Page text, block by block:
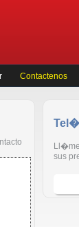
Contactenos
sus